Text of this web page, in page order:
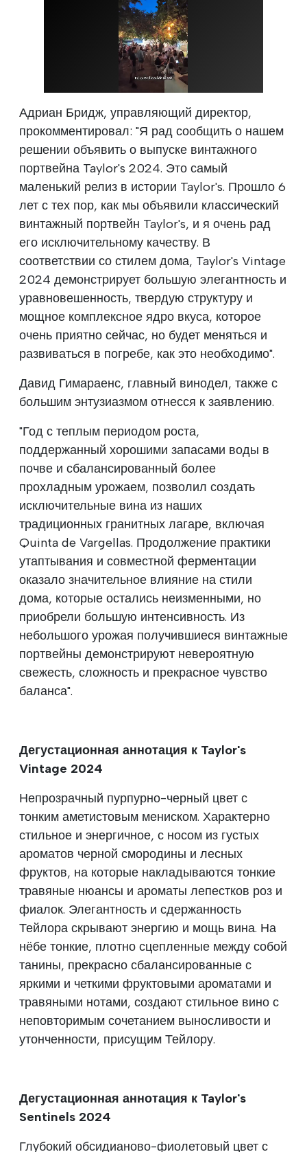
Адриан Бридж, управляющий директор,
прокомментировал: "Я рад сообщить о нашем
решении объявить о выпуске винтажного
портвейна Taylor's 2024. Это самый
маленький релиз в истории Taylor's. Прошло 6
лет с тех пор, как мы объявили классический
винтажный портвейн Taylor's, и я очень рад
его исключительному качеству. В
соответствии со стилем дома, Taylor's Vintage
2024 демонстрирует большую элегантность и
уравновешенность, твердую структуру и
мощное комплексное ядро вкуса, которое
очень приятно сейчас, но будет меняться и
развиваться в погребе, как это необходимо".
Давид Гимараенс, главный винодел, также с
большим энтузиазмом отнесся к заявлению.
"Год с теплым периодом роста,
поддержанный хорошими запасами воды в
почве и сбалансированный более
прохладным урожаем, позволил создать
исключительные вина из наших
традиционных гранитных лагаре, включая
Quinta de Vargellas. Продолжение практики
утаптывания и совместной ферментации
оказало значительное влияние на стили
дома, которые остались неизменными, но
приобрели большую интенсивность. Из
небольшого урожая получившиеся винтажные
портвейны демонстрируют невероятную
свежесть, сложность и прекрасное чувство
баланса".
Дегустационная аннотация к Taylor's
Vintage 2024
Непрозрачный пурпурно-черный цвет с
тонким аметистовым мениском. Характерно
стильное и энергичное, с носом из густых
ароматов черной смородины и лесных
фруктов, на которые накладываются тонкие
травяные нюансы и ароматы лепестков роз и
фиалок. Элегантность и сдержанность
Тейлора скрывают энергию и мощь вина. На
нёбе тонкие, плотно сцепленные между собой
танины, прекрасно сбалансированные с
яркими и четкими фруктовыми ароматами и
травяными нотами, создают стильное вино с
неповторимым сочетанием выносливости и
утонченности, присущим Тейлору.
Дегустационная аннотация к Taylor's
Sentinels 2024
Глубокий обсидианово-фиолетовый цвет с